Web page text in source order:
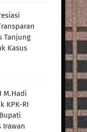
Tanjung
Kasus
M.Hadi
KPK-RI
Irawan